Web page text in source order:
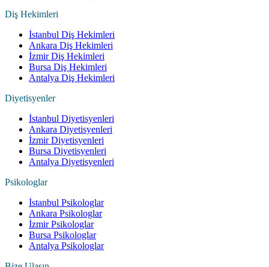
Diş Hekimleri
İstanbul Diş Hekimleri
Ankara Diş Hekimleri
İzmir Diş Hekimleri
Bursa Diş Hekimleri
Antalya Diş Hekimleri
Diyetisyenler
İstanbul Diyetisyenleri
Ankara Diyetisyenleri
İzmir Diyetisyenleri
Bursa Diyetisyenleri
Antalya Diyetisyenleri
Psikologlar
İstanbul Psikologlar
Ankara Psikologlar
İzmir Psikologlar
Bursa Psikologlar
Antalya Psikologlar